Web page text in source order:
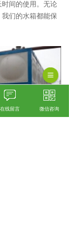
间的使用。无论
们的水箱都能保
在线留言 微信咨询